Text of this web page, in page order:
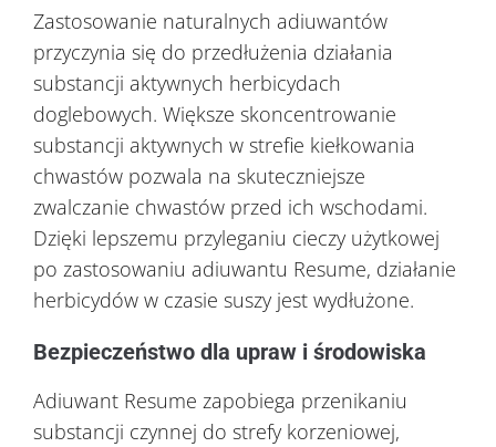
Zastosowanie naturalnych adiuwantów
przyczynia się do przedłużenia działania
substancji aktywnych herbicydach
doglebowych. Większe skoncentrowanie
substancji aktywnych w strefie kiełkowania
chwastów pozwala na skuteczniejsze
zwalczanie chwastów przed ich wschodami.
Dzięki lepszemu przyleganiu cieczy użytkowej
po zastosowaniu adiuwantu Resume, działanie
herbicydów w czasie suszy jest wydłużone.
Bezpieczeństwo dla upraw i środowiska
Adiuwant Resume zapobiega przenikaniu
substancji czynnej do strefy korzeniowej,